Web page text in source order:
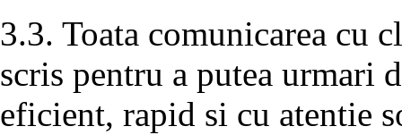
3.3. Toata comunicarea cu
scris pentru a putea urmari
eficient, rapid si cu atentie